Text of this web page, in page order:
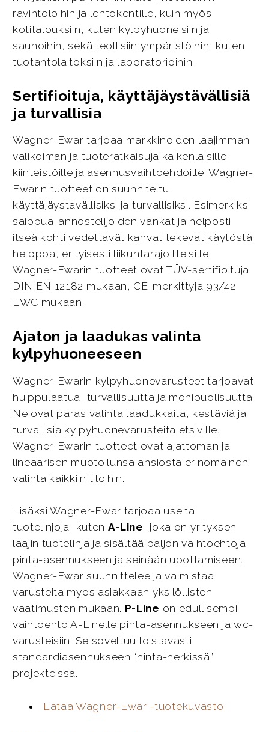
ravintoloihin ja lentokentille, kuin myös
kotitalouksiin, kuten kylpyhuoneisiin ja
saunoihin, sekä teollisiin ympäristöihin, kuten
tuotantolaitoksiin ja laboratorioihin.
Sertifioituja, käyttäjäystävällisiä
ja turvallisia
Wagner-Ewar tarjoaa markkinoiden laajimman
valikoiman ja tuoteratkaisuja kaikenlaisille
kiinteistöille ja asennusvaihtoehdoille. Wagner-
Ewarin tuotteet on suunniteltu
käyttäjäystävällisiksi ja turvallisiksi. Esimerkiksi
saippua-annostelijoiden vankat ja helposti
itseä kohti vedettävät kahvat tekevät käytöstä
helppoa, erityisesti liikuntarajoitteisille.
Wagner-Ewarin tuotteet ovat TÜV-sertifioituja
DIN EN 12182 mukaan, CE-merkittyjä 93/42
EWC mukaan.
Ajaton ja laadukas valinta
kylpyhuoneeseen
Wagner-Ewarin kylpyhuonevarusteet tarjoavat
huippulaatua, turvallisuutta ja monipuolisuutta.
Ne ovat paras valinta laadukkaita, kestäviä ja
turvallisia kylpyhuonevarusteita etsiville.
Wagner-Ewarin tuotteet ovat ajattoman ja
lineaarisen muotoilunsa ansiosta erinomainen
valinta kaikkiin tiloihin.
Lisäksi Wagner-Ewar tarjoaa useita
tuotelinjoja, kuten A-Line , joka on yrityksen
laajin tuotelinja ja sisältää paljon vaihtoehtoja
pinta-asennukseen ja seinään upottamiseen.
Wagner-Ewar suunnittelee ja valmistaa
varusteita myös asiakkaan yksilöllisten
vaatimusten mukaan. P-Line on edullisempi
vaihtoehto A-Linelle pinta-asennukseen ja wc-
varusteisiin. Se soveltuu loistavasti
standardiasennukseen “hinta-herkissä”
projekteissa.
Lataa Wagner-Ewar -tuotekuvasto